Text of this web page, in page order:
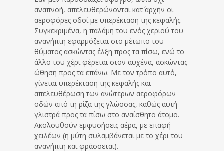
αναπνοή, απελευθερώνονται κατ΄ αρχήν οι
αεροφόρες οδοί με υπερέκταση της κεφαλής.
Συγκεκριμένα, η παλάμη του ενός χεριού του
ανανήπτη εφαρμόζεται στο μέτωπο του
θύματος ασκώντας έλξη προς τα πίσω, ενώ το
άλλο του χέρι φέρεται στον αυχένα, ασκώντας
ώθηση προς τα επάνω. Με τον τρόπο αυτό,
γίνεται υπερέκταση της κεφαλής και
απελευθέρωση των ανώτερων αεροφόρων
οδών από τη ρίζα της γλώσσας, καθώς αυτή
γλιστρά προς τα πίσω στο αναίσθητο άτομο.
Ακολουθούν εμφυσήσεις αέρα, με επαφή
χειλέων (η μύτη συλαμβάνεται με το χέρι του
ανανήπτη και φράσσεται).